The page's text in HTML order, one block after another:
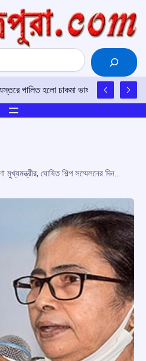
পালিত হলো চাকমা ভাষা ও লিপি দিবস,
রাজ্যে বিনিয়োগ-কর্মসংস্থানের ঘোষণা মুখ্যমন্ত্রীর, ঘোষিত শিল্প সম্মেলনের দিনক্ষণও